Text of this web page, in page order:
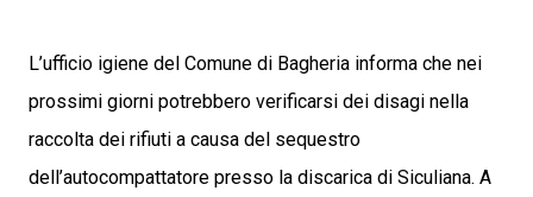
L’ufficio igiene del Comune di Bagheria informa che nei
prossimi giorni potrebbero verificarsi dei disagi nella
raccolta dei rifiuti a causa del sequestro
dell’autocompattatore presso la discarica di Siculiana. A